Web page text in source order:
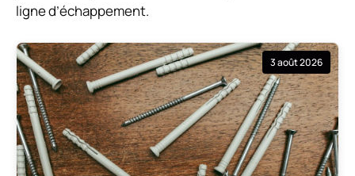
ligne d’échappement.
3 août 2026